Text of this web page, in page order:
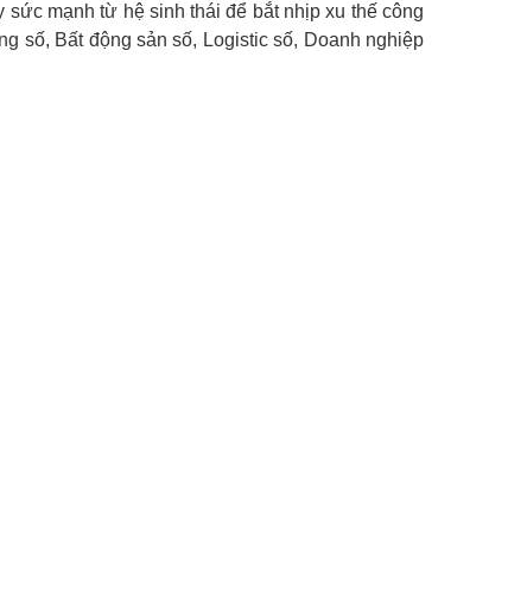
mạnh từ hệ sinh thái để bắt nhịp xu thế công
số, Bất động sản số, Logistic số, Doanh nghiệp